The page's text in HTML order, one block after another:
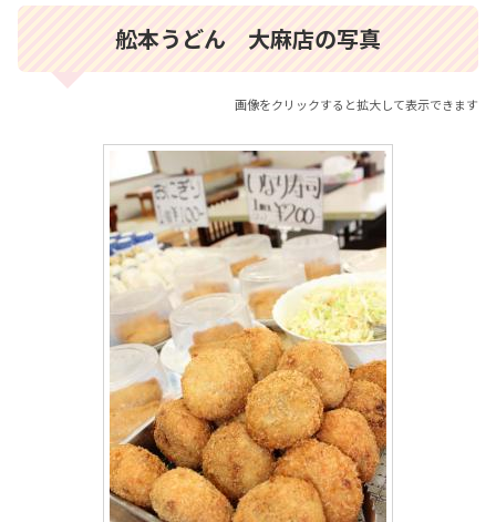
舩本うどん 大麻店の写真
画像をクリックすると拡大して表示できます